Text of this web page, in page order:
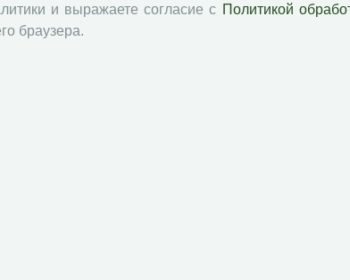
и выражаете согласие с Политикой
браузера.